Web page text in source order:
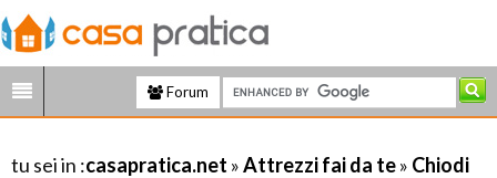
Forum
tu sei in :casapratica.net »Attrezzi fai da te» Chiodi